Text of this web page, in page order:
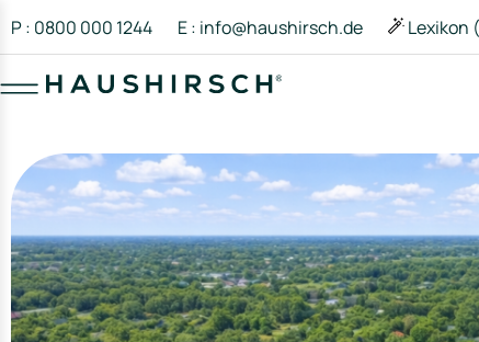
P : 0800 000 1244 E : info@haushirsch.de Lexikon